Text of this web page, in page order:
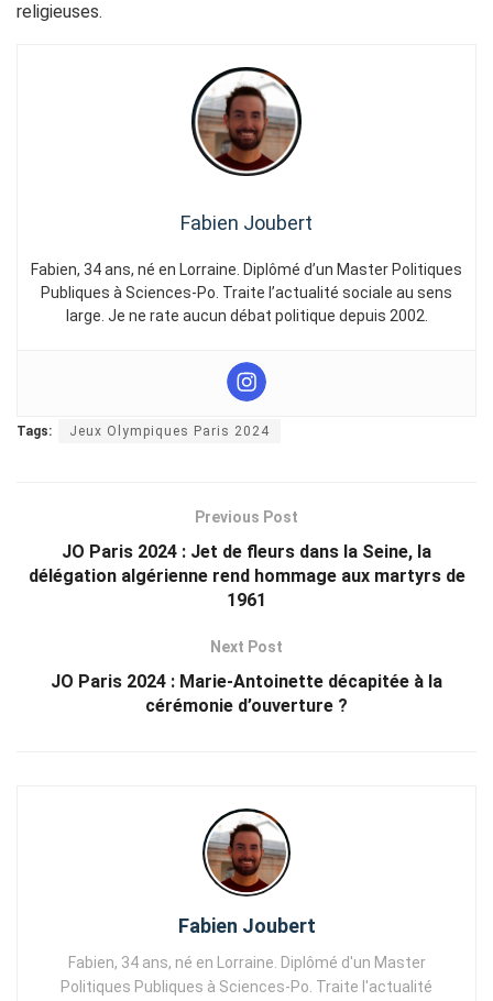
religieuses.
Fabien Joubert
Fabien, 34 ans, né en Lorraine. Diplômé d’un Master Politiques
Publiques à Sciences-Po. Traite l’actualité sociale au sens
large. Je ne rate aucun débat politique depuis 2002.
Tags: Jeux Olympiques Paris 2024
Previous Post
JO Paris 2024 : Jet de fleurs dans la Seine, la
délégation algérienne rend hommage aux martyrs de
1961
Next Post
JO Paris 2024 : Marie-Antoinette décapitée à la
cérémonie d’ouverture ?
Fabien Joubert
Fabien, 34 ans, né en Lorraine. Diplômé d'un Master
Politiques Publiques à Sciences-Po. Traite l'actualité